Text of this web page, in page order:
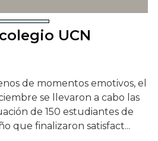
UCN
de momentos emotivos, el
se llevaron a cabo las
de 150 estudiantes de
que finalizaron satisfact...